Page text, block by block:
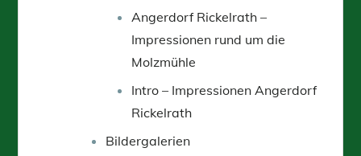
Angerdorf Rickelrath –
Impressionen rund um die
Molzmühle
Intro – Impressionen Angerdorf
Rickelrath
Bildergalerien